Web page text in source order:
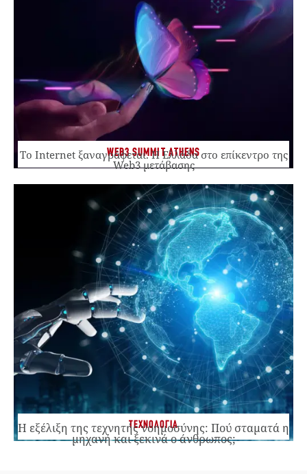
WEB3 SUMMIT ATHENS
Το Internet ξαναγράφεται. Η Ελλάδα στο επίκεντρο της
Web3 μετάβασης
ΤΕΧΝΟΛΟΓΙΑ
Η εξέλιξη της τεχνητής νοημοσύνης: Πού σταματά η
μηχανή και ξεκινά ο άνθρωπος;